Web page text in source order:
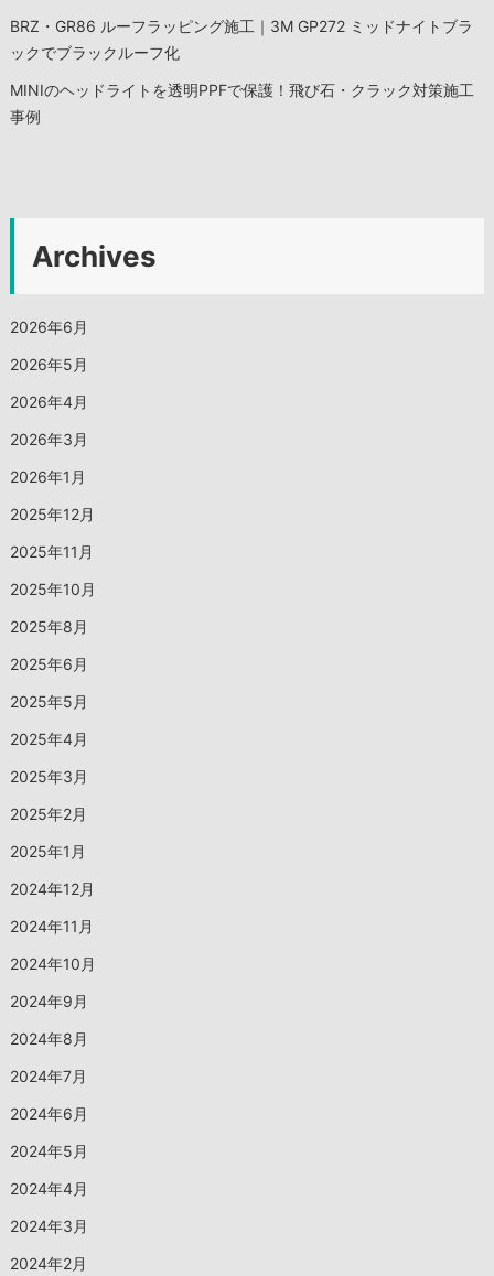
BRZ・GR86 ルーフラッピング施工｜3M GP272 ミッドナイトブラ
ックでブラックルーフ化
MINIのヘッドライトを透明PPFで保護！飛び石・クラック対策施工
事例
Archives
2026年6月
2026年5月
2026年4月
2026年3月
2026年1月
2025年12月
2025年11月
2025年10月
2025年8月
2025年6月
2025年5月
2025年4月
2025年3月
2025年2月
2025年1月
2024年12月
2024年11月
2024年10月
2024年9月
2024年8月
2024年7月
2024年6月
2024年5月
2024年4月
2024年3月
2024年2月